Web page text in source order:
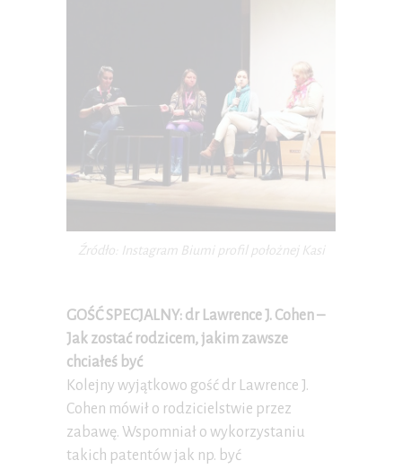
Źródło: Instagram Biumi profil położnej Kasi
GOŚĆ SPECJALNY: dr Lawrence J. Cohen –
Jak zostać rodzicem, jakim zawsze
chciałeś być
Kolejny wyjątkowo gość dr Lawrence J.
Cohen mówił o rodzicielstwie przez
zabawę. Wspomniał o wykorzystaniu
takich patentów jak np. być